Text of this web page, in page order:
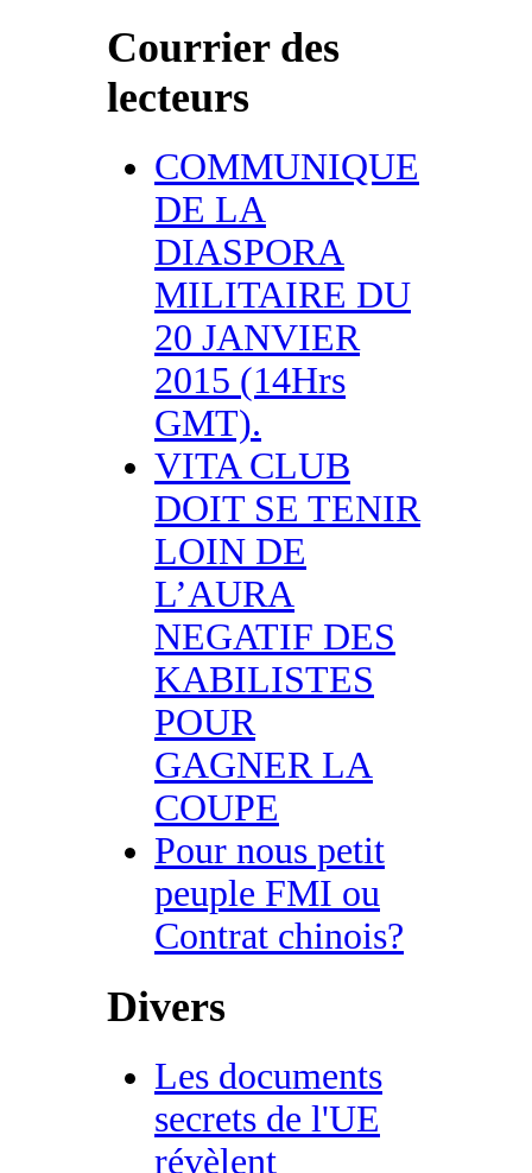
Courrier des
lecteurs
COMMUNIQUE
DE LA
DIASPORA
MILITAIRE DU
20 JANVIER
2015 (14Hrs
GMT).
VITA CLUB
DOIT SE TENIR
LOIN DE
L’AURA
NEGATIF DES
KABILISTES
POUR
GAGNER LA
COUPE
Pour nous petit
peuple FMI ou
Contrat chinois?
Divers
Les documents
secrets de l'UE
révèlent